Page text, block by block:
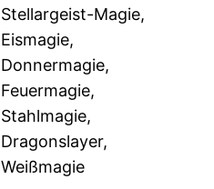
Stellargeist-Magie,
Eismagie,
Donnermagie,
Feuermagie,
Stahlmagie,
Dragonslayer,
Weißmagie